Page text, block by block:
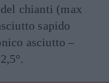
chianti (max
sapido
asciutto –